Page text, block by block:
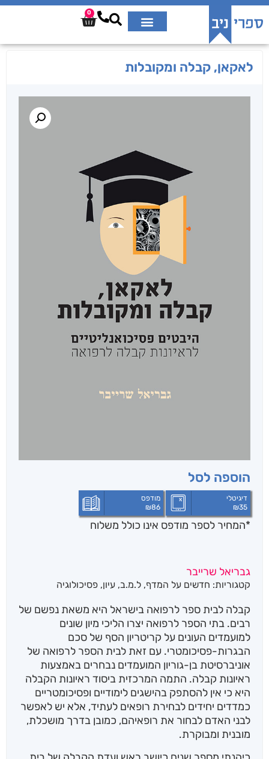
0
לאקאן, קבלה ומקובלות
הוספה לסל
דיגיטלי
₪35
מודפס
₪86
*המחיר לספר מודפס אינו כולל משלוח
גבריאל שרייבר
קטגוריות: חדשים על המדף, ל.מ.ב, עיון, פסיכולוגיה
קבלה לבית ספר לרפואה בישראל היא משאת נפשם של
רבים. בתי הספר לרפואה יצרו הליכי מיון שונים
למועמדים העונים על קריטריון הסף של סכם
הבגרות-פסיכומטרי. עם זאת לבית הספר לרפואה של
אוניברסיטת בן-גוריון המועמדים נבחרים באמצעות
ראיונות קבלה. התמה המרכזית ביסוד ראיונות הקבלה
היא כי אין להסתפק בהישגים לימודיים ופסיכומטריים
כמדדים יחידים לבחירת רופאים לעתיד, אלא יש לאפשר
לבני האדם לבחור את רופאיהם, כמובן בדרך מושכלת,
מובנית ומבוקרת.